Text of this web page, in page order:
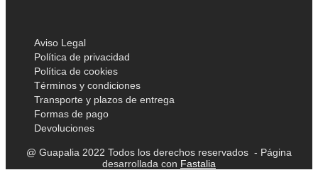
Aviso Legal
Política de privacidad
Política de cookies
Términos y condiciones
Transporte y plazos de entrega
Formas de pago
Devoluciones
@ Guapalia 2022 Todos los derechos reservados - Página
desarrollada con Fastalia